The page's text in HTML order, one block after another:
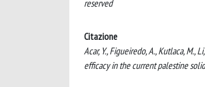
reserved
Citazione
Acar, Y., Figueiredo, A., Kutlaca, M.,
efficacy in the current palestine